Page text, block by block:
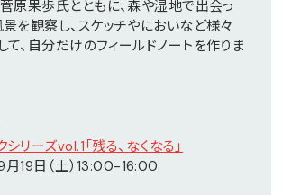
原果歩氏とともに、森や湿地で出会っ
を観察し、スケッチやにおいなど様々
、自分だけのフィールドノートを作りま
リーズvol.1「残る、なくなる」
月19日（土）13:00-16:00